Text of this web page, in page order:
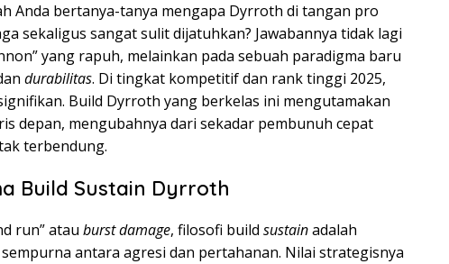
Anda bertanya-tanya mengapa Dyrroth di tangan pro
sekaligus sangat sulit dijatuhkan? Jawabannya tidak lagi
yang rapuh, melainkan pada sebuah paradigma baru
durabilitas. Di tingkat kompetitif dan rank tinggi 2025,
Build Dyrroth yang berkelas ini mengutamakan
depan, mengubahnya dari sekadar pembunuh cepat
terbendung.
Build Sustain Dyrroth
run” atau burst damage, filosofi build sustainadalah
antara agresi dan pertahanan. Nilai strategisnya